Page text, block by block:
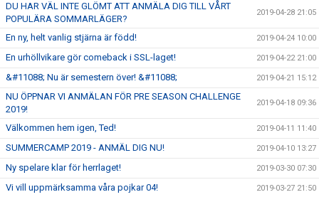
DU HAR VÄL INTE GLÖMT ATT ANMÄLA DIG TILL VÅRT
POPULÄRA SOMMARLÄGER?
2019-04-28 21:05
En ny, helt vanlig stjärna är född! 2019-04-24 10:00
En urhöllvikare gör comeback i SSL-laget! 2019-04-22 21:00
&#11088; Nu är semestern över! &#11088; 2019-04-21 15:12
NU ÖPPNAR VI ANMÄLAN FÖR PRE SEASON CHALLENGE
2019!
2019-04-18 09:36
Välkommen hem igen, Ted! 2019-04-11 11:40
SUMMERCAMP 2019 - ANMÄL DIG NU! 2019-04-10 13:27
Ny spelare klar för herrlaget! 2019-03-30 07:30
Vi vill uppmärksamma våra pojkar 04! 2019-03-27 21:50